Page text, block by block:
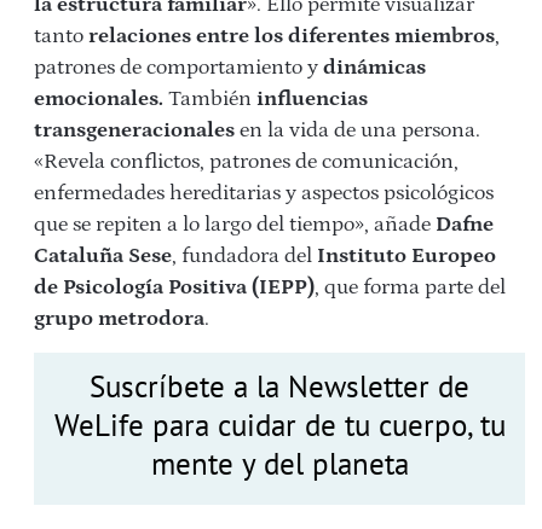
tanto relaciones entre los diferentes miembros,
patrones de comportamiento y dinámicas
emocionales. También influencias
transgeneracionales en la vida de una persona.
«Revela conflictos, patrones de comunicación,
enfermedades hereditarias y aspectos psicológicos
que se repiten a lo largo del tiempo», añade Dafne
Cataluña Sese, fundadora del Instituto Europeo
de Psicología Positiva (IEPP), que forma parte del
grupo metrodora.
Suscríbete a la Newsletter de
WeLife para cuidar de tu cuerpo, tu
mente y del planeta